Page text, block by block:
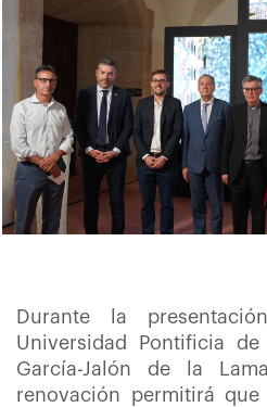
Durante la
Universidad Pontificia de
García-Jalón de la
renovación permitirá